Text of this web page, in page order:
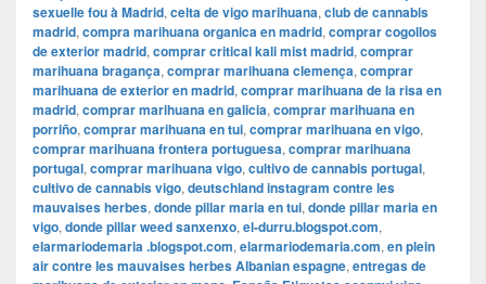
sexuelle fou à Madrid, celta de vigo marihuana, club de cannabis
madrid, compra marihuana organica en madrid, comprar cogollos
de exterior madrid, comprar critical kali mist madrid, comprar
marihuana bragança, comprar marihuana clemença, comprar
marihuana de exterior en madrid, comprar marihuana de la risa en
madrid, comprar marihuana en galicia, comprar marihuana en
porriño, comprar marihuana en tui, comprar marihuana en vigo,
comprar marihuana frontera portuguesa, comprar marihuana
portugal, comprar marihuana vigo, cultivo de cannabis portugal,
cultivo de cannabis vigo, deutschland instagram contre les
mauvaises herbes, donde pillar maria en tui, donde pillar maria en
vigo, donde pillar weed sanxenxo, el-durru.blogspot.com,
elarmariodemaria .blogspot.com, elarmariodemaria.com, en plein
air contre les mauvaises herbes Albanian espagne, entregas de